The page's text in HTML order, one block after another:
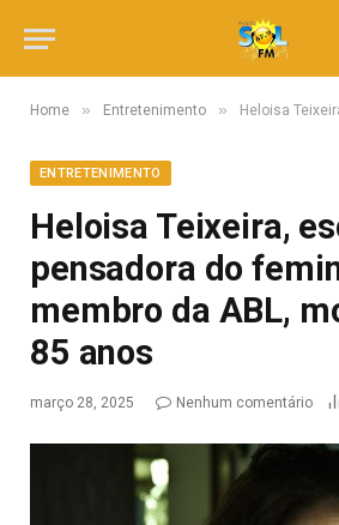
Home » Entretenimento » Heloisa Teixeira, escritora,
ENTRETENIMENTO
Heloisa Teixeira,
pensadora do
membro da ABL,
85 anos
março 28, 2025 Nenhum comentário